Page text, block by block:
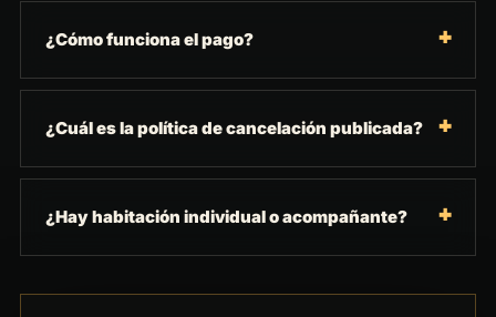
¿Cómo funciona el pago?
¿Cuál es la política de cancelación publicada?
¿Hay habitación individual o acompañante?